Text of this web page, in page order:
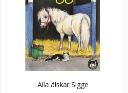
Alla älskar Sigge